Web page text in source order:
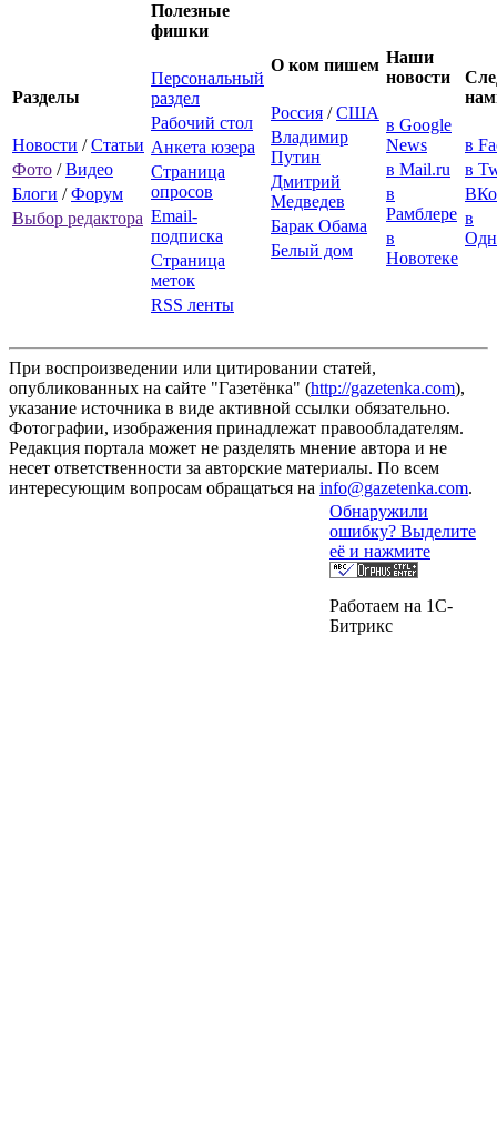
Разделы
Новости /Статьи
Фото /Видео
Блоги /Форум
Выбор редактора
Полезные
фишки
Персональный
раздел
Рабочий стол
Анкета юзера
Страница
опросов
Email-
подписка
Страница
меток
RSS ленты
О ком пишем
Россия /США
Владимир
Путин
Дмитрий
Медведев
Барак Обама
Белый дом
Наши
новости
в Google
News
в Mail.ru
в
Рамблере
в
Новотеке
в
в
в
При воспроизведении или цитировании статей,
опубликованных на сайте "Газетёнка" (http://gazetenka.com),
указание источника в виде активной ссылки обязательно.
Фотографии, изображения принадлежат правообладателям.
Редакция портала может не разделять мнение автора и не
несет ответственности за авторские материалы. По всем
интересующим вопросам обращаться на info@gazetenka.com.
Обнаружили
ошибку? Выделите
её и нажмите
Работаем на 1C-
Битрикс